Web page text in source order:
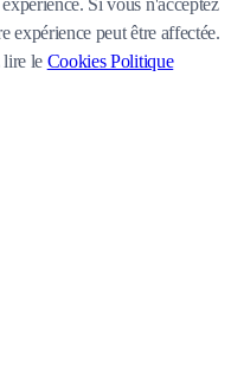
Si vous n'acceptez
expérience peut être affectée.
lire le Cookies Politique